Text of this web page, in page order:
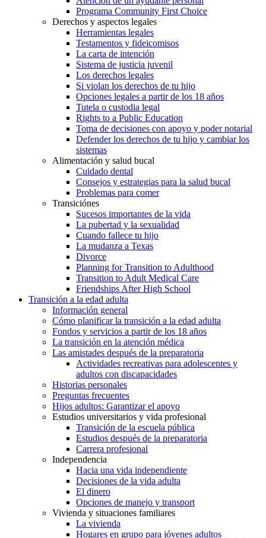
Programa Community First Choice
Derechos y aspectos legales
Herramientas legales
Testamentos y fideicomisos
La carta de intención
Sistema de justicia juvenil
Los derechos legales
Si violan los derechos de tu hijo
Opciones legales a partir de los 18 años
Tutela o custodia legal
Rights to a Public Education
Toma de decisiones con apoyo y poder notarial
Defender los derechos de tu hijo y cambiar los
sistemas
Alimentación y salud bucal
Cuidado dental
Consejos y estrategias para la salud bucal
Problemas para comer
Transiciónes
Sucesos importantes de la vida
La pubertad y la sexualidad
Cuando fallece tu hijo
La mudanza a Texas
Divorce
Planning for Transition to Adulthood
Transition to Adult Medical Care
Friendships After High School
Transición a la edad adulta
Información general
Cómo planificar la transición a la edad adulta
Fondos y servicios a partir de los 18 años
La transición en la atención médica
Las amistades después de la preparatoria
Actividades recreativas para adolescentes y
adultos con discapacidades
Historias personales
Preguntas frecuentes
Hijos adultos: Garantizar el apoyo
Estudios universitarios y vida profesional
Transición de la escuela pública
Estudios después de la preparatoria
Carrera profesional
Independencia
Hacia una vida independiente
Decisiones de la vida adulta
El dinero
Opciones de manejo y transport
Vivienda y situaciones familiares
La vivienda
Hogares en grupo para jóvenes adultos